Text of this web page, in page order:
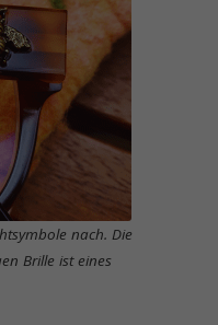
nach. Die
Brille ist eines